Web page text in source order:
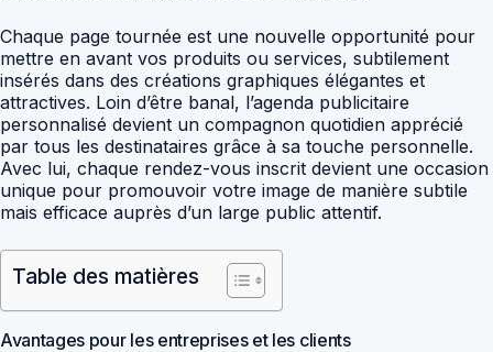
Chaque page tournée est une nouvelle opportunité pour
mettre en avant vos produits ou services, subtilement
insérés dans des créations graphiques élégantes et
attractives. Loin d’être banal, l’agenda publicitaire
personnalisé devient un compagnon quotidien apprécié
par tous les destinataires grâce à sa touche personnelle.
Avec lui, chaque rendez-vous inscrit devient une occasion
unique pour promouvoir votre image de manière subtile
mais efficace auprès d’un large public attentif.
Table des matières
Avantages pour les entreprises et les clients